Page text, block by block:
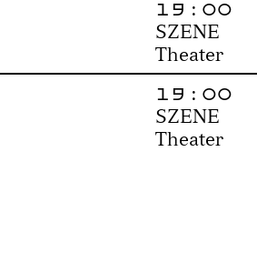
19:00
SZENE
Theater
19:00
SZENE
Theater